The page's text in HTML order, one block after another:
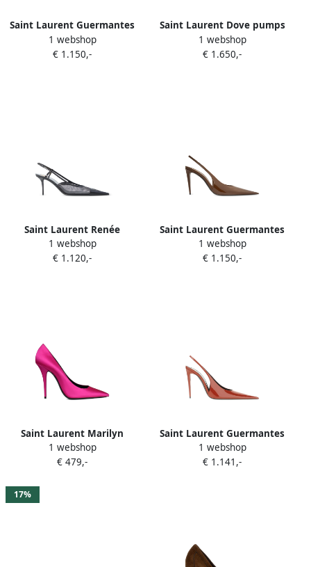
Saint Laurent Guermantes
pumps met puntige neus
Beige
1 webshop
€ 1.150,-
Saint Laurent Dove pumps
verfraaid met kristallen
Zwart
1 webshop
€ 1.650,-
Saint Laurent Renée
Cassandre slingback pumps
Zwart
1 webshop
€ 1.120,-
Saint Laurent Guermantes
slingback pumps Bruin
1 webshop
€ 1.150,-
Saint Laurent Marilyn
pumps met puntige neus
Roze
1 webshop
€ 479,-
Saint Laurent Guermantes
lakleren slingback pumps
Oranje
1 webshop
€ 1.141,-
17%